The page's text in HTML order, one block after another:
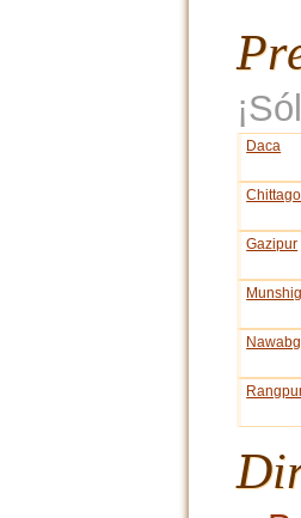
Daca
Gazipur